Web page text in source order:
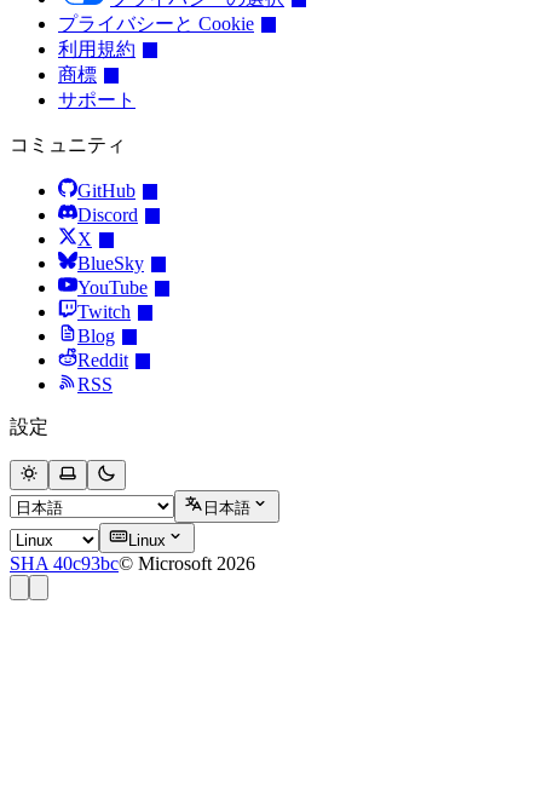
プライバシーと Cookie
利用規約
商標
サポート
コミュニティ
GitHub
Discord
X
BlueSky
YouTube
Twitch
Blog
Reddit
RSS
設定
日本語
Linux
SHA 40c93bc© Microsoft 2026